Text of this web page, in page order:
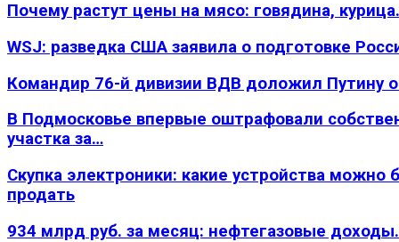
Почему растут цены на мясо: говядина,
WSJ: разведка США заявила о подготовке
Командир 76-й дивизии ВДВ доложил Путину
В Подмосковье впервые оштрафовали
участка за…
Скупка электроники: какие устройства можно
продать
934 млрд руб. за месяц: нефтегазовые